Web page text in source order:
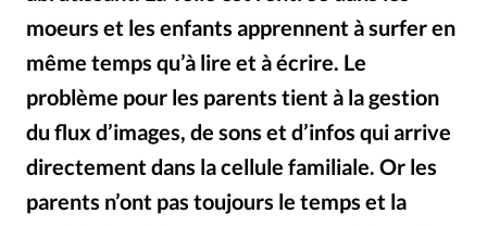
RUBRIQUES
Tous les articles
Actualité chrétienne
Actualité internationale
Chronique
Culture
Dossier
Eglises Foi Génération réveil
Monde
Opinions
Publireportage
Relations Aujourd'hui
Société
Tour du monde des Eglises
Trait d'Ixène
moeurs et les enfants apprennent à surfer en
même temps qu’à lire et à écrire. Le
problème pour les parents tient à la gestion
du flux d’images, de sons et d’infos qui arrive
directement dans la cellule familiale. Or les
parents n’ont pas toujours le temps et la